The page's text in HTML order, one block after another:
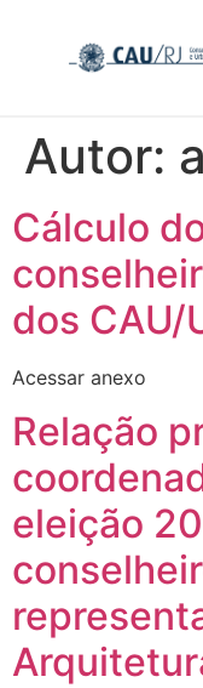
Autor:
Cálculo
dos CAU/
Acessar anexo
Relação
eleição